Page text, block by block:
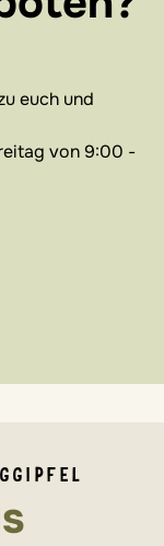
euch und
von 9:00 -